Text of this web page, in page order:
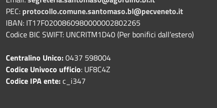
PEC: protocollo.comune.santomaso.bl@pecveneto.it
IBAN: IT17F0200860980000002802265
Codice BIC SWIFT: UNCRITM1D40 (Per bonifici dall’estero)
Centralino Unico:0437 598004
Codice Univoco ufficio: UF8C4Z
Codice IPA ente:c_i347